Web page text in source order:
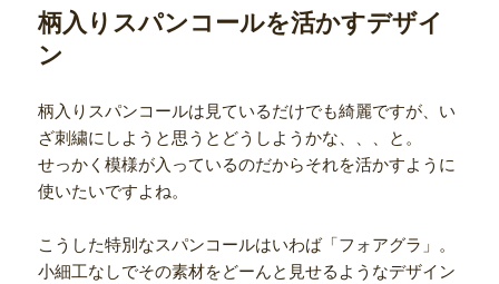
柄入りスパンコールを活かすデザイ
ン
柄入りスパンコールは見ているだけでも綺麗ですが、い
ざ刺繍にしようと思うとどうしようかな、、、と。
せっかく模様が入っているのだからそれを活かすように
使いたいですよね。
こうした特別なスパンコールはいわば「フォアグラ」。
小細工なしでその素材をどーんと見せるようなデザイン